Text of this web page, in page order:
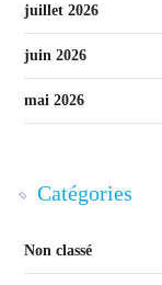
juillet 2026
juin 2026
mai 2026
Catégories
Non classé